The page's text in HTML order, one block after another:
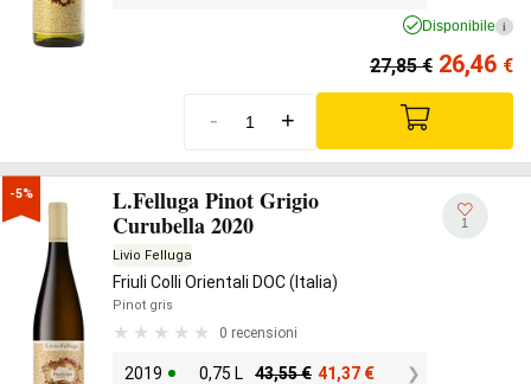
Disponibile i
27,85€ 26,46 €
- +
-5%
L.Felluga Pinot Grigio
Curubella 2020
Livio Felluga
Friuli Colli Orientali DOC (Italia)
Pinot gris
0 recensioni
2019 0,75 L 43,55€ 41,37 €
1